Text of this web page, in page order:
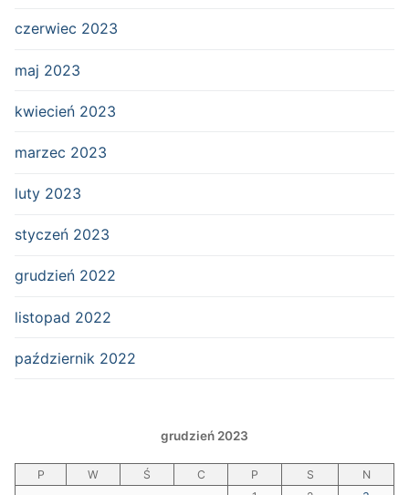
czerwiec 2023
maj 2023
kwiecień 2023
marzec 2023
luty 2023
styczeń 2023
grudzień 2022
listopad 2022
październik 2022
grudzień 2023
P W Ś C P S
N